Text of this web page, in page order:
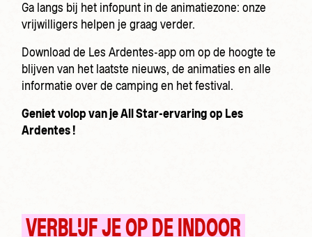
Ga langs bij het infopunt in de animatiezone: onze
vrijwilligers helpen je graag verder.
Download de Les Ardentes-app om op de hoogte te
blijven van het laatste nieuws, de animaties en alle
informatie over de camping en het festival.
Geniet volop van je All Star-ervaring op Les
Ardentes !
VERBLIJF JE OP DE INDOOR